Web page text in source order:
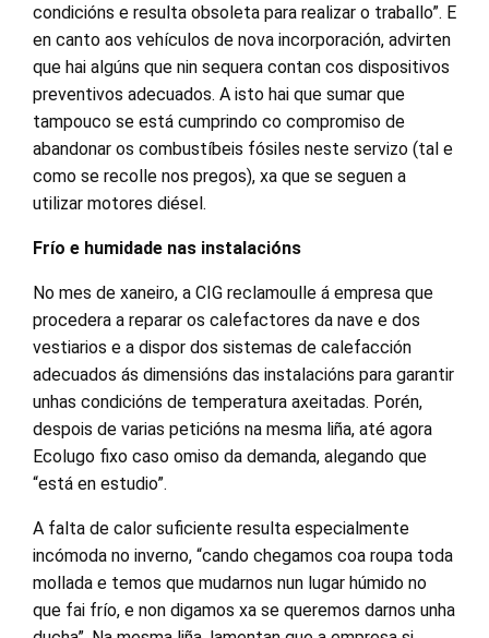
condicións e resulta obsoleta para realizar o traballo”. E
en canto aos vehículos de nova incorporación, advirten
que hai algúns que nin sequera contan cos dispositivos
preventivos adecuados. A isto hai que sumar que
tampouco se está cumprindo co compromiso de
abandonar os combustíbeis fósiles neste servizo (tal e
como se recolle nos pregos), xa que se seguen a
utilizar motores diésel.
Frío e humidade nas instalacións
No mes de xaneiro, a CIG reclamoulle á empresa que
procedera a reparar os calefactores da nave e dos
vestiarios e a dispor dos sistemas de calefacción
adecuados ás dimensións das instalacións para garantir
unhas condicións de temperatura axeitadas. Porén,
despois de varias peticións na mesma liña, até agora
Ecolugo fixo caso omiso da demanda, alegando que
“está en estudio”.
A falta de calor suficiente resulta especialmente
incómoda no inverno, “cando chegamos coa roupa toda
mollada e temos que mudarnos nun lugar húmido no
que fai frío, e non digamos xa se queremos darnos unha